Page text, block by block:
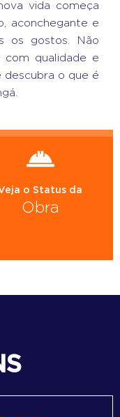
vida começa
aconchegante e
os gostos. Não
qualidade e
descubra o que é
o Status da
Obra